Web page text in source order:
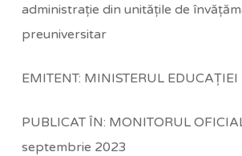
administraţie din unităţile de
preuniversitar
EMITENT: MINISTERUL EDUCAŢIEI
PUBLICAT ÎN: MONITORUL
septembrie 2023